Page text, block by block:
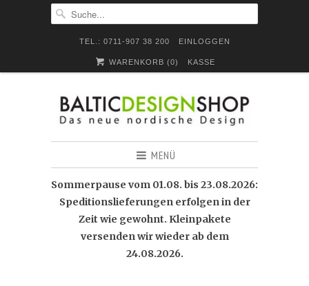
TEL.: 0711-907 38 200 EINLOGGEN
WARENKORB (0) KASSE
MENÜ
Sommerpause vom 01.08. bis 23.08.2026:
Speditionslieferungen erfolgen in der
Zeit wie gewohnt. Kleinpakete
versenden wir wieder ab dem
24.08.2026.